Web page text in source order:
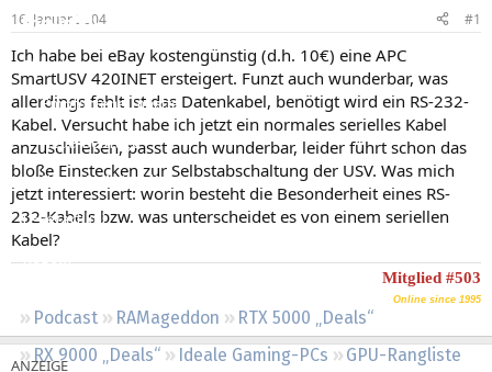
Forum
Aktuelles
Empfohlene Inhalte
Neue Beiträge
Neueste Aktivitäten
Leserartikel
Regeln
Podcast RAMageddon
RTX 5000 „Deals“
RX 9000 „Deals“
Ideale Gaming-PCs
GPU-Rangliste
e
r
l
t
a
m
16. Januar 2004 #1
Ich habe bei eBay kostengünstig (d.h. 10€) eine APC
SmartUSV 420INET ersteigert. Funzt auch wunderbar, was
allerdings fehlt ist das Datenkabel, benötigt wird ein RS-232-
Kabel. Versucht habe ich jetzt ein normales serielles Kabel
anzuschließen, passt auch wunderbar, leider führt schon das
bloße Einstecken zur Selbstabschaltung der USV. Was mich
jetzt interessiert: worin besteht die Besonderheit eines RS-
232-Kabels bzw. was unterscheidet es von einem seriellen
Kabel?
Mitglied #503
Online since 1995